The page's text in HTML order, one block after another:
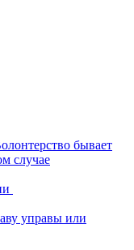
бывает
случае
управы или